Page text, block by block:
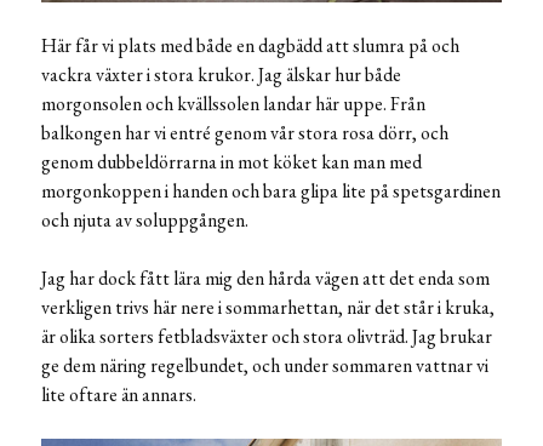
Här får vi plats med både en dagbädd att slumra på och
vackra växter i stora krukor. Jag älskar hur både
morgonsolen och kvällssolen landar här uppe. Från
balkongen har vi entré genom vår stora rosa dörr, och
genom dubbeldörrarna in mot köket kan man med
morgonkoppen i handen och bara glipa lite på spetsgardinen
och njuta av soluppgången.
Jag har dock fått lära mig den hårda vägen att det enda som
verkligen trivs här nere i sommarhettan, när det står i kruka,
är olika sorters fetbladsväxter och stora olivträd. Jag brukar
ge dem näring regelbundet, och under sommaren vattnar vi
lite oftare än annars.